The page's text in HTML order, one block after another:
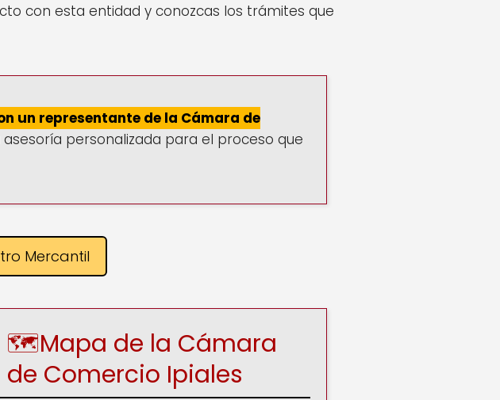
con esta entidad y conozcas los trámites que
un representante de la Cámara de
personalizada para el proceso que
Mercantil
🗺️Mapa de la Cámara
de Comercio Ipiales